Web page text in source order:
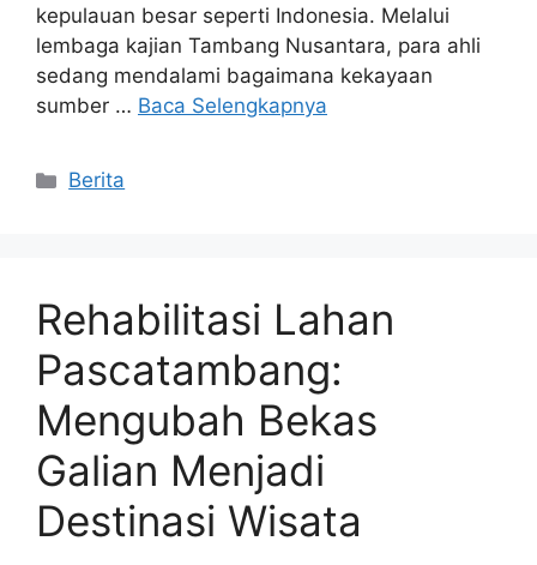
kepulauan besar seperti Indonesia. Melalui
lembaga kajian Tambang Nusantara, para ahli
sedang mendalami bagaimana kekayaan
sumber … Baca Selengkapnya
Kategori
Berita
Rehabilitasi Lahan
Pascatambang:
Mengubah Bekas
Galian Menjadi
Destinasi Wisata